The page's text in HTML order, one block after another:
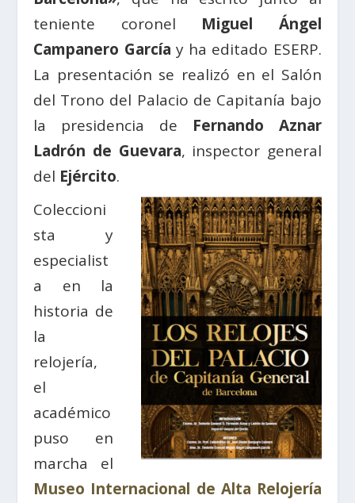
teniente coronel Miguel Ángel
Campanero García y ha editado ESERP.
La presentación se realizó en el Salón
del Trono del Palacio de Capitanía bajo
la presidencia de Fernando Aznar
Ladrón de Guevara, inspector general
del Ejército.
Coleccioni
sta y
especialist
a en la
historia de
la
relojería,
el
académico
puso en
marcha el
Museo Internacional de Alta Relojería